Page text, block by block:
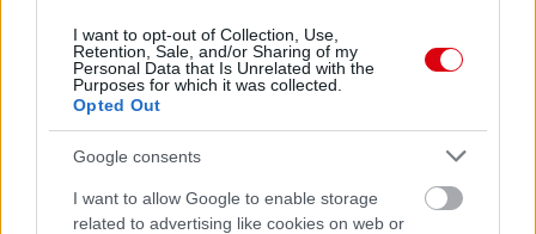
I want to opt-out of Collection, Use,
Retention, Sale, and/or Sharing of my
Personal Data that Is Unrelated with the
Purposes for which it was collected.
Opted Out
Google consents
I want to allow Google to enable storage
related to advertising like cookies on web or